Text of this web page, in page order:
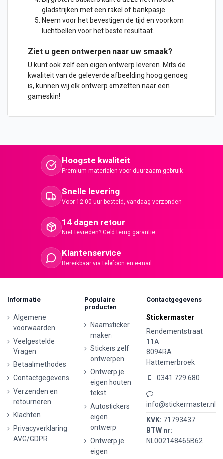
gladstrijken met een rakel of bankpasje.
Neem voor het bevestigen de tijd en voorkom
luchtbellen voor het beste resultaat.
Ziet u geen ontwerpen naar uw smaak?
U kunt ook zelf een eigen ontwerp leveren. Mits de
kwaliteit van de geleverde afbeelding hoog genoeg
is, kunnen wij elk ontwerp omzetten naar een
gameskin!
Hoogste kwaliteit
Premium materialen voor duurzaam gebruik
Snelle levering
Voor 12:00 uur besteld, vandaag verzonden
14 dagen retour
Niet tevreden? Geld terug garantie
Klantenservice
Bereikbaar via telefoon en e-mail
Informatie
Algemene
voorwaarden
Veelgestelde
Vragen
Betaalmethodes
Contactgegevens
Verzenden en
retourneren
Klachten
Privacyverklaring
AVG/GDPR
Populaire
producten
Naamsticker
maken
Stickers zelf
ontwerpen
Ontwerp je
eigen houten
tekst
Autostickers
eigen
ontwerp
Ontwerp je
eigen
Contactgegevens
Stickermaster
Rendementstraat
11A
8094RA
Hattemerbroek
0341 729 680
info@stickermaster.nl
KVK: 71793437
BTW nr:
NL002148465B62